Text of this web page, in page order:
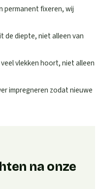
permanent fixeren, wij
de diepte, niet alleen van
vlekken hoort, niet alleen
impregneren zodat nieuwe
na onze